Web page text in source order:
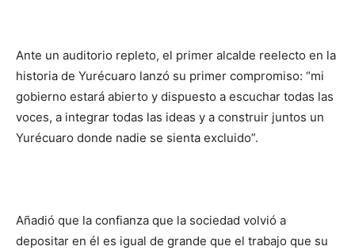
Ante un auditorio repleto, el primer alcalde reelecto en la
historia de Yurécuaro lanzó su primer compromiso: “mi
gobierno estará abierto y dispuesto a escuchar todas las
voces, a integrar todas las ideas y a construir juntos un
Yurécuaro donde nadie se sienta excluido”.
Añadió que la confianza que la sociedad volvió a
depositar en él es igual de grande que el trabajo que su